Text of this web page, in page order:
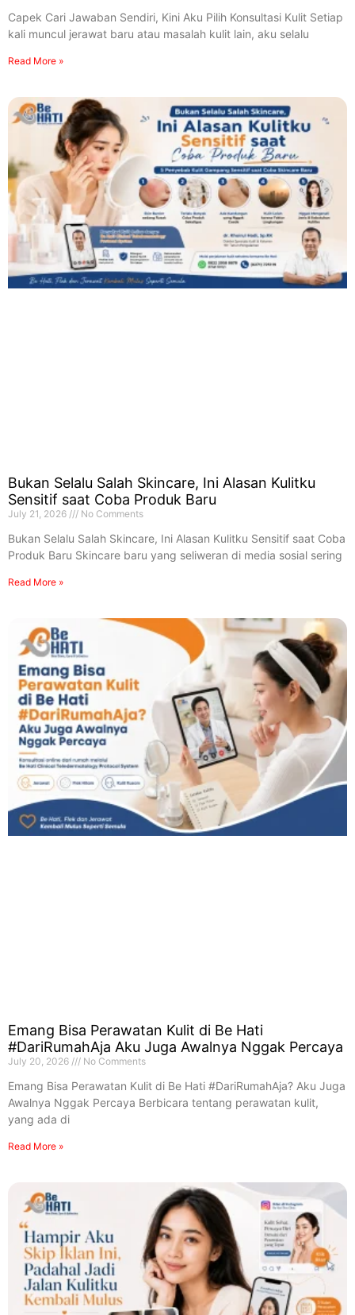
Capek Cari Jawaban Sendiri, Kini Aku Pilih Konsultasi Kulit Setiap
kali muncul jerawat baru atau masalah kulit lain, aku selalu
Read More »
Bukan Selalu Salah Skincare, Ini Alasan Kulitku
Sensitif saat Coba Produk Baru
July 21, 2026 No Comments
Bukan Selalu Salah Skincare, Ini Alasan Kulitku Sensitif saat Coba
Produk Baru Skincare baru yang seliweran di media sosial sering
Read More »
Emang Bisa Perawatan Kulit di Be Hati
#DariRumahAja Aku Juga Awalnya Nggak Percaya
July 20, 2026 No Comments
Emang Bisa Perawatan Kulit di Be Hati #DariRumahAja? Aku Juga
Awalnya Nggak Percaya Berbicara tentang perawatan kulit,
yang ada di
Read More »